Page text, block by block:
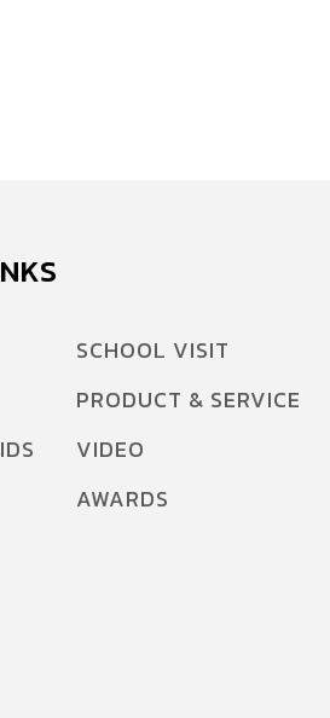
SCHOOL VISIT
PRODUCT & SERVICE
VIDEO
AWARDS